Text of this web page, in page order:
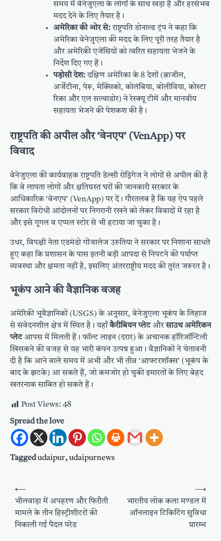
समय में वेनेजुएला के लोगों के साथ खड़ा है और हरसंभव
मदद देने के लिए तैयार है।
अमेरिका की ओर से:राष्ट्रपति डोनाल्ड ट्रंप ने कहा कि
अमेरिका वेनेजुएला की मदद के लिए पूरी तरह तैयार है
और अमेरिकी एजेंसियों को त्वरित सहायता भेजने के
निर्देश दिए गए हैं।
पड़ोसी देश:दक्षिण अमेरिका के 8 देशों (ब्राजील,
अर्जेंटीना, पेरू, मेक्सिको, कोलंबिया, बोलीविया, कोस्टा
रिका और एल सल्वाडोर) ने रेस्क्यू टीमें और मानवीय
सहायता भेजने की पेशकश की है।
राष्ट्रपति की अपील और ‘वेनएप’ (VenApp) पर
विवाद
वेनेजुएला की कार्यवाहक राष्ट्रपति डेल्सी रोड्रिगेज ने लोगों से अपील की है
कि वे लापता लोगों और क्षतिग्रस्त घरों की जानकारी सरकार के
आधिकारिक ‘वेनएप’ (VenApp) पर दें। गौरतलब है कि यह ऐप पहले
सरकार विरोधी आंदोलनों पर निगरानी रखने को लेकर विवादों में रहा है
और इसे गूगल व एप्पल स्टोर से भी हटाया जा चुका है।
उधर, विपक्षी नेता एडमंडो गोंजालेज उरुतिया ने सरकार पर निशाना साधते
हुए कहा कि प्रशासन के पास इतनी बड़ी आपदा से निपटने की पर्याप्त
व्यवस्था और क्षमता नहीं है, इसलिए अंतरराष्ट्रीय मदद की तुरंत जरूरत है।
भूकंप आने की वैज्ञानिक वजह
अमेरिकी भूवैज्ञानिकों (USGS) के अनुसार, वेनेजुएला भूकंप के लिहाज
से संवेदनशील क्षेत्र में स्थित है। यहाँकैरीबियन प्लेटऔरसाउथ अमेरिकन
प्लेटआपस में मिलती हैं। फॉल्ट लाइन (दरार) के अचानक हॉरिजॉन्टिली
खिसकने की वजह से यह भारी कंपन उत्पन्न हुआ। वैज्ञानिकों ने चेतावनी
दी है कि आने वाले समय में अभी और भी तीव्र ‘आफ्टरशॉक्स’ (भूकंप के
बाद के झटके) आ सकते हैं, जो कमजोर हो चुकी इमारतों के लिए बेहद
खतरनाक साबित हो सकते हैं।
Post Views: 48
Spread the love
Taggedudaipur,udaipurnews
Post
navigation
⟵
भीलवाड़ा में अपहरण और फिरौती
मामले के तीन हिस्ट्रीशीटरों की
निकाली गई पैदल परेड
भारतीय लोक कला मण्डल में
ऑनलाइन टिकिटिंग सुविधा
प्रारम्भ
⟶